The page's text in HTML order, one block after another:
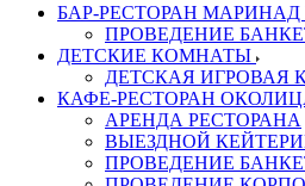
БАР-РЕСТОРАН МАРИНАД
ПРОВЕДЕНИЕ
ДЕТСКИЕ КОМНАТЫ
ДЕТСКАЯ ИГРОВАЯ
КАФЕ-РЕСТОРАН
АРЕНДА РЕСТОРАНА
ВЫЕЗДНОЙ
ПРОВЕДЕНИЕ